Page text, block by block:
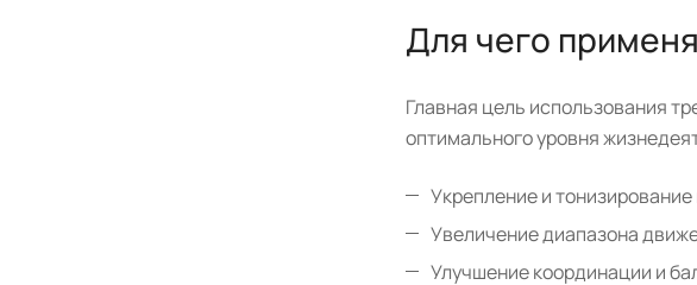
Для чего
Главная цель использования
оптимального уровня
Укрепление и
Увеличение диапазона
Улучшение координации и